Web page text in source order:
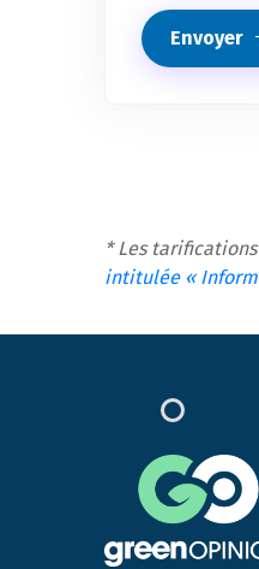
Envoyer
* Les
intitulée «